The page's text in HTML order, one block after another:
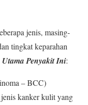
jenis, masing-
tingkat keparahan
UtamaPenyakit Ini:
– BCC)
kanker kulit yang